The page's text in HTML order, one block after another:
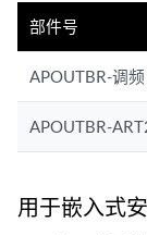
部件号
APOUTBR-调频
APOUTBR-
用于嵌入式